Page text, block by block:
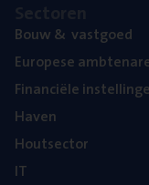
Bouw& vastgoed
Euro­pe­se
Finan­ci­ë­le
Haven
Hout­sec­tor
IT